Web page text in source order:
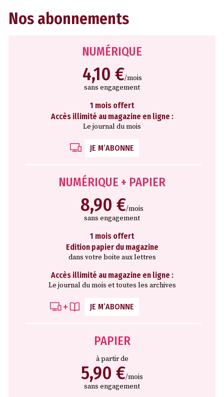
Nos abonnements
NUMÉRIQUE
4,10 €/mois
sans engagement
1 mois offert
Accès illimité au magazine en ligne :
Le journal du mois
JE M’ABONNE
NUMÉRIQUE + PAPIER
8,90 €/mois
sans engagement
1 mois offert
Edition papier du magazine
dans votre boite aux lettres
Accès illimité au magazine en ligne :
Le journal du mois et toutes les archives
JE M’ABONNE
PAPIER
à partir de
5,90 €/mois
sans engagement